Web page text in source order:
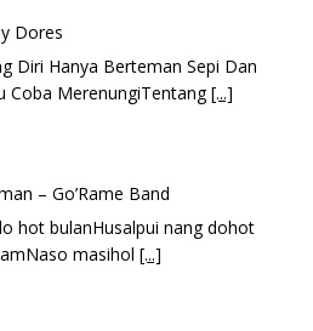
– Go’Rame Band
hot bulanHusalpui nang dohot
masihol[...]
– Gudangnya Lagu Nias
mbawa ba desa’aUhalo
ia ube bangaimo Ena’o